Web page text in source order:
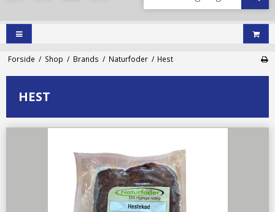
Forside / Shop / Brands / Naturfoder / Hest
HEST